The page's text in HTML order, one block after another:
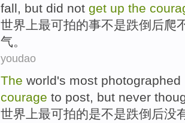
fall
but did not get up the
世界 上最可拍的事不是跌倒 后爬
气 。
youdao
The world's most photographed
courage to post, but never
世界 上最可拍的是不是跌倒后没